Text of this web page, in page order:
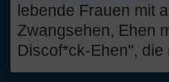
lebende Frauen mit
Zwangsehen, Ehen
Discof*ck-Ehen",